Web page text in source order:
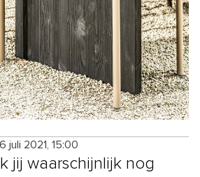
juli 2021, 15:00
jij waarschijnlijk nog